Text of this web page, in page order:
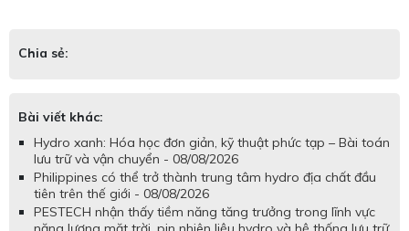
Chia sẻ:
Bài viết khác:
Hydro xanh: Hóa học đơn giản, kỹ thuật phức tạp – Bài toán
lưu trữ và vận chuyển - 08/08/2026
Philippines có thể trở thành trung tâm hydro địa chất đầu
tiên trên thế giới - 08/08/2026
PESTECH nhận thấy tiềm năng tăng trưởng trong lĩnh vực